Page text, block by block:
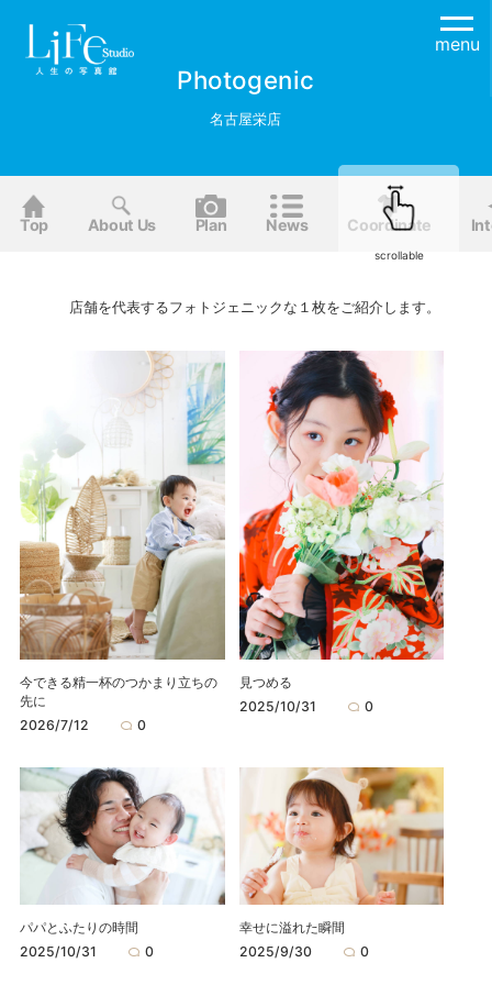
menu
Photogenic
名古屋栄店
Top About Us Plan News Coordinate
店舗を代表するフォトジェニックな１枚をご紹介します。
今できる精一杯のつかまり立ちの
先に
2026/7/12
0
見つめる
2025/10/31
0
パパとふたりの時間
2025/10/31
0
幸せに溢れた瞬間
2025/9/30
0